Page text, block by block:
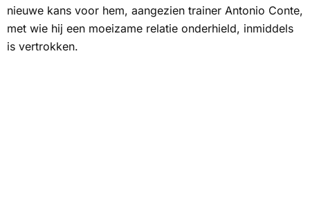
nieuwe kans voor hem, aangezien trainer Antonio Conte,
met wie hij een moeizame relatie onderhield, inmiddels
is vertrokken.